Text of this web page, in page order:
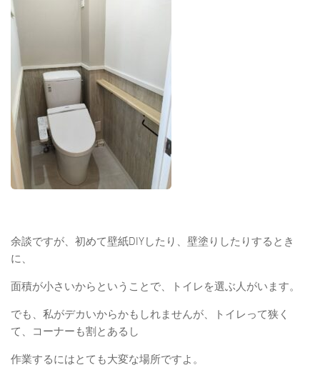
余談ですが、初めて壁紙DIYしたり、壁塗りしたりするとき
に、
面積が小さいからということで、トイレを選ぶ人がいます。
でも、私がデカいからかもしれませんが、トイレって狭く
て、コーナーも割とあるし
作業するにはとても大変な場所ですよ。